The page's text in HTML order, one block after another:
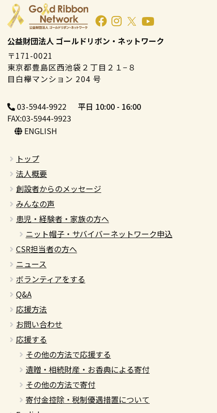
公益財団法人 ゴールドリボン・ネットワーク
〒171-0021
東京都豊島区西池袋２丁目２１−８
目白欅マンション 204 号
03-5944-9922
平日 10:00 - 16:00
FAX:03-5944-9923
ENGLISH
トップ
法人概要
創設者からのメッセージ
みんなの声
患児・経験者・家族の方へ
ニット帽子・サバイバーネットワーク申込
CSR担当者の方へ
ニュース
ボランティアをする
Q&A
応援方法
お問い合わせ
応援する
その他の方法で応援する
遺贈・相続財産・お香典による寄付
その他の方法で寄付
寄付金控除・税制優遇措置について